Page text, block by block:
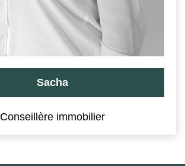
Sacha
Conseillère immobilier